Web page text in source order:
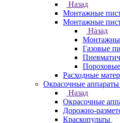
Назад
Монтажные
Монтажные
Назад
Газовые
Расходные
Окрасочные аппараты
Назад
Окрасочные
Дорожно-
Краскопульты